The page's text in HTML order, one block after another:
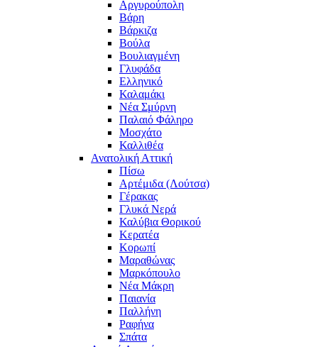
Αργυρούπολη
Βάρη
Βάρκιζα
Βούλα
Βουλιαγμένη
Γλυφάδα
Ελληνικό
Καλαμάκι
Νέα Σμύρνη
Παλαιό Φάληρο
Μοσχάτο
Καλλιθέα
Ανατολική Αττική
Πίσω
Αρτέμιδα (Λούτσα)
Γέρακας
Γλυκά Νερά
Καλύβια Θορικού
Κερατέα
Κορωπί
Μαραθώνας
Μαρκόπουλο
Νέα Μάκρη
Παιανία
Παλλήνη
Ραφήνα
Σπάτα